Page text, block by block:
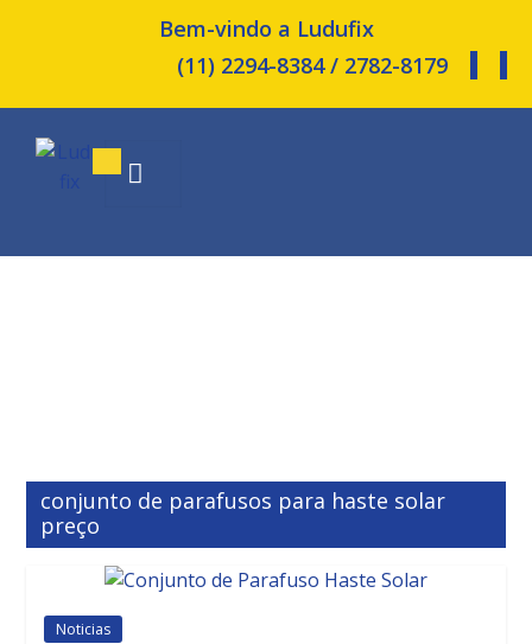
Bem-vindo a Ludufix
(11) 2294-8384 / 2782-8179
conjunto de parafusos para haste solar
preço
Noticias